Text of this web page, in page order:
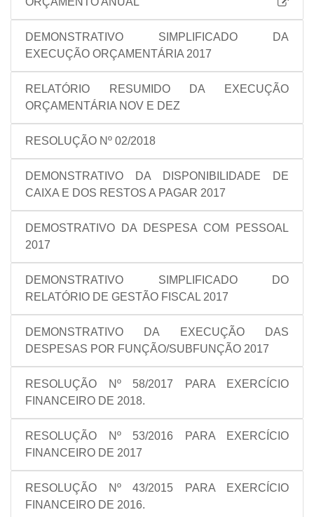
DEMONSTRATIVO SIMPLIFICADO DA
EXECUÇÃO ORÇAMENTÁRIA 2017
RELATÓRIO RESUMIDO DA EXECUÇÃO
ORÇAMENTÁRIA NOV E DEZ
RESOLUÇÃO Nº 02/2018
DEMONSTRATIVO DA DISPONIBILIDADE DE
CAIXA E DOS RESTOS A PAGAR 2017
DEMOSTRATIVO DA DESPESA COM PESSOAL
2017
DEMONSTRATIVO SIMPLIFICADO DO
RELATÓRIO DE GESTÃO FISCAL 2017
DEMONSTRATIVO DA EXECUÇÃO DAS
DESPESAS POR FUNÇÃO/SUBFUNÇÃO 2017
RESOLUÇÃO Nº 58/2017 PARA EXERCÍCIO
FINANCEIRO DE 2018.
RESOLUÇÃO Nº 53/2016 PARA EXERCÍCIO
FINANCEIRO DE 2017
RESOLUÇÃO Nº 43/2015 PARA EXERCÍCIO
FINANCEIRO DE 2016.